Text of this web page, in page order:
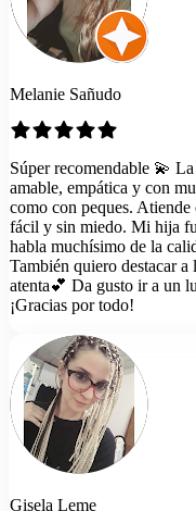
Melanie Sañudo
Súper recomendable 💫
amable, empática y con
como con peques.
fácil y sin miedo. Mi hija
habla muchísimo de la
También quiero destacar
atenta💕 Da gusto ir a un
¡Gracias por todo!
Gisela Leme